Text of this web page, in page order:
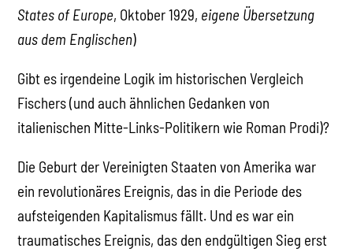
States of Europe, Oktober 1929, eigene Übersetzung
aus dem Englischen)
Gibt es irgendeine Logik im historischen Vergleich
Fischers (und auch ähnlichen Gedanken von
italienischen Mitte-Links-Politikern wie Roman Prodi)?
Die Geburt der Vereinigten Staaten von Amerika war
ein revolutionäres Ereignis, das in die Periode des
aufsteigenden Kapitalismus fällt. Und es war ein
traumatisches Ereignis, das den endgültigen Sieg erst